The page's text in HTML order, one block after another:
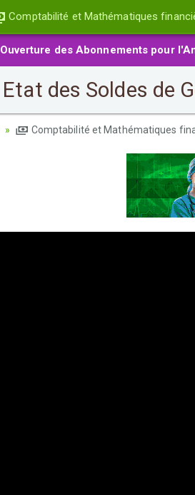
Comptabilité et Mathématiques
Ouverture des Abonnements pour
Etat des Soldes de
Comptabilité et Mathématiques